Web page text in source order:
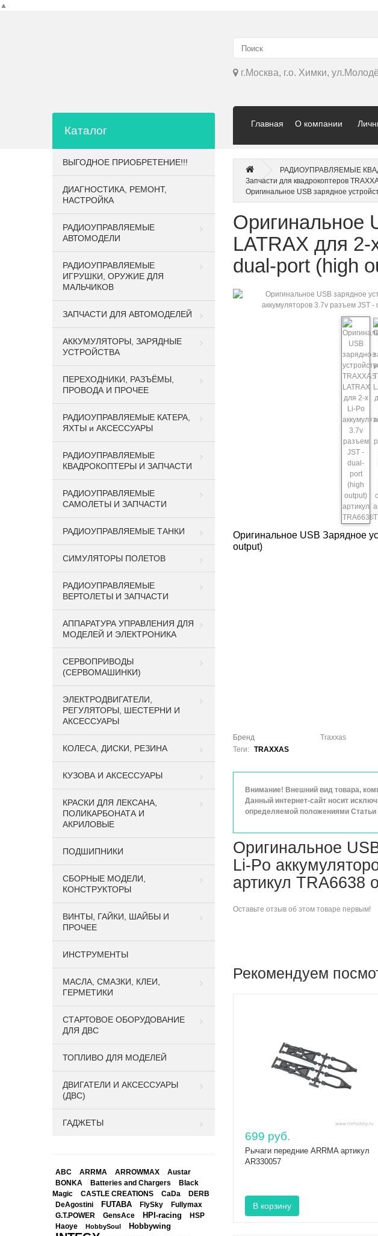
▲
г.Москва, г.о. Химки,
Главная О компании
Каталог
ВЫГОДНОЕ ПРИОБРЕТЕНИЕ!!!
ДИАГНОСТИКА, РЕМОНТ,
НАСТРОЙКА
РАДИОУПРАВЛЯЕМЫЕ
АВТОМОДЕЛИ
РАДИОУПРАВЛЯЕМЫЕ
ИГРУШКИ, ОРУЖИЕ ДЛЯ
МАЛЬЧИКОВ
ЗАПЧАСТИ ДЛЯ АВТОМОДЕЛЕЙ
АККУМУЛЯТОРЫ, ЗАРЯДНЫЕ
УСТРОЙСТВА
ПЕРЕХОДНИКИ, РАЗЪЁМЫ,
ПРОВОДА И ПРОЧЕЕ
РАДИОУПРАВЛЯЕМЫЕ КАТЕРА,
ЯХТЫ и АКСЕССУАРЫ
РАДИОУПРАВЛЯЕМЫЕ
КВАДРОКОПТЕРЫ И ЗАПЧАСТИ
РАДИОУПРАВЛЯЕМЫЕ
САМОЛЕТЫ И ЗАПЧАСТИ
РАДИОУПРАВЛЯЕМЫЕ ТАНКИ
СИМУЛЯТОРЫ ПОЛЕТОВ
РАДИОУПРАВЛЯЕМЫЕ
ВЕРТОЛЕТЫ И ЗАПЧАСТИ
АППАРАТУРА УПРАВЛЕНИЯ ДЛЯ
МОДЕЛЕЙ И ЭЛЕКТРОНИКА
СЕРВОПРИВОДЫ
(СЕРВОМАШИНКИ)
ЭЛЕКТРОДВИГАТЕЛИ,
РЕГУЛЯТОРЫ, ШЕСТЕРНИ И
АКСЕССУАРЫ
КОЛЕСА, ДИСКИ, РЕЗИНА
КУЗОВА И АКСЕССУАРЫ
КРАСКИ ДЛЯ ЛЕКСАНА,
ПОЛИКАРБОНАТА И
АКРИЛОВЫЕ
ПОДШИПНИКИ
CБОРНЫЕ МОДЕЛИ,
КОНСТРУКТОРЫ
ВИНТЫ, ГАЙКИ, ШАЙБЫ И
ПРОЧЕЕ
ИНСТРУМЕНТЫ
МАСЛА, СМАЗКИ, КЛЕИ,
ГЕРМЕТИКИ
СТАРТОВОЕ ОБОРУДОВАНИЕ
ДЛЯ ДВС
ТОПЛИВО ДЛЯ МОДЕЛЕЙ
ДВИГАТЕЛИ И АКСЕССУАРЫ
(ДВС)
ГАДЖЕТЫ
ABC ARRMA ARROWMAX Austar
BONKA Batteries and Chargers
Black
Magic
CASTLE CREATIONS CaDa DERB
DeAgostini FUTABA FlySky Fullymax
G.T.POWER GensAce HPI-racing
HSP
Haoye
HobbySoul Hobbywing
РАДИОУПРАВЛЯЕМЫЕ
Запчасти для квадрокоптеров
Оригинальное USB зарядное
Оригинальное
LATRAX для 2-
dual-port (high
Оригинальное USB Зарядное
output)
Бренд
Traxxas
Теги: TRAXXAS
Внимание! Внешний вид товара,
Данный интернет-сайт носит
определяемой положениями Статьи
Оригинальное
Li-Po
артикул TRA6638
Оставьте отзыв об этом товаре первым!
Рекомендуем
699 руб.
Рычаги передние ARRMA артикул
AR330057